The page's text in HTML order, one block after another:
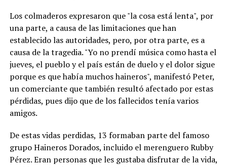
Los colmaderos expresaron que "la cosa está lenta", por
una parte, a causa de las limitaciones que han
establecido las autoridades, pero, por otra parte, es a
causa de la tragedia. "Yo no prendí música como hasta el
jueves, el pueblo y el país están de duelo y el dolor sigue
porque es que había muchos haineros", manifestó Peter,
un comerciante que también resultó afectado por estas
pérdidas, pues dijo que de los fallecidos tenía varios
amigos.
De estas vidas perdidas, 13 formaban parte del famoso
grupo Haineros Dorados, incluido el merenguero Rubby
Pérez. Eran personas que les gustaba disfrutar de la vida,